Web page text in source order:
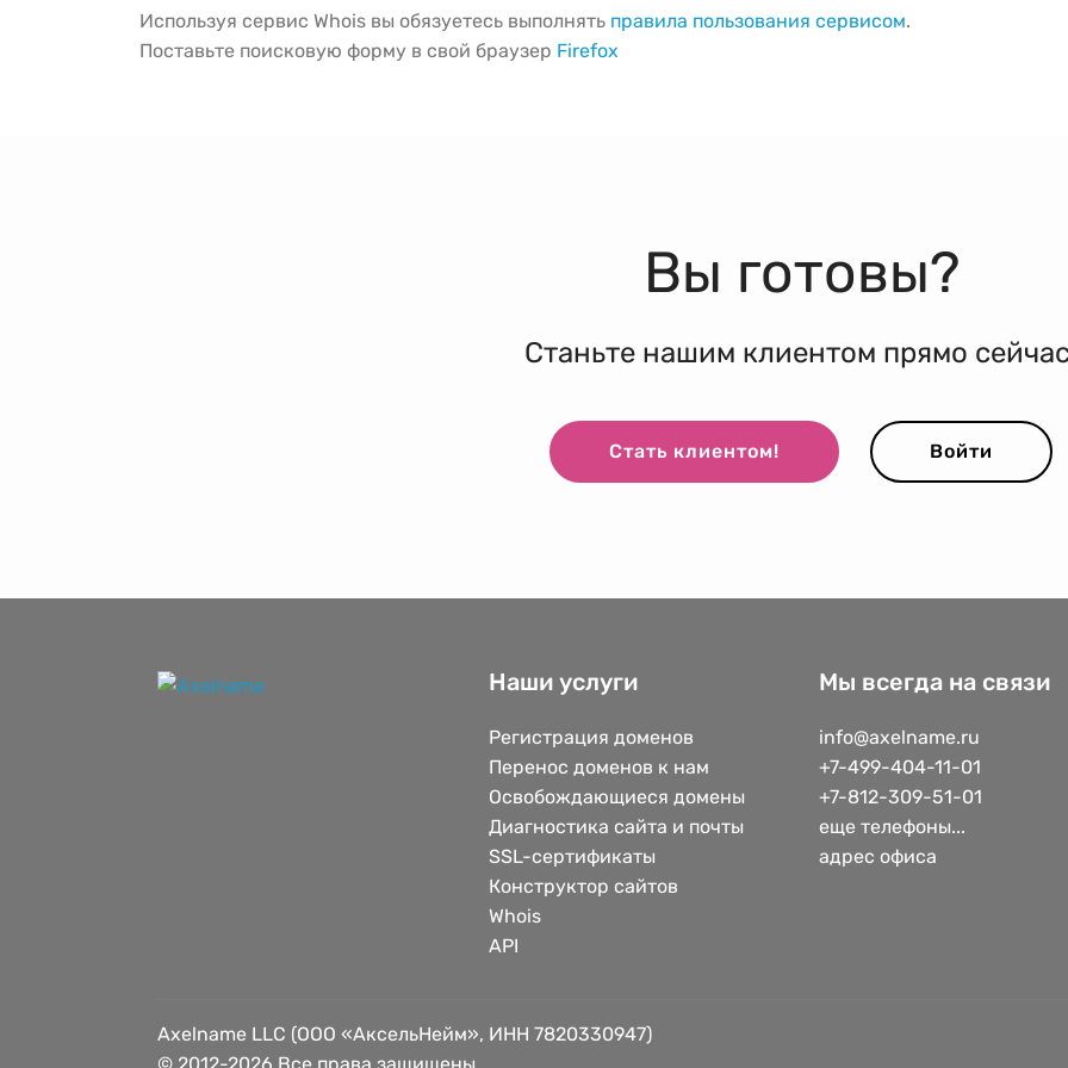
Используя сервис Whois вы обязуетесь выполнять правила пользования сервисом.
Поставьте поисковую форму в свой браузер Firefox
Вы готовы?
Станьте нашим клиентом прямо
Стать клиентом! Войти
Наши услуги
Регистрация доменов
Перенос доменов к нам
Освобождающиеся домены
Диагностика сайта и почты
SSL-сертификаты
Конструктор сайтов
Whois
API
Мы всегда на связи
info@axelname.ru
+7-499-404-11-01
+7-812-309-51-01
еще телефоны...
адрес офиса
Axelname LLC (ООО «АксельНейм», ИНН 7820330947)
© 2012-2026 Все права защищены.